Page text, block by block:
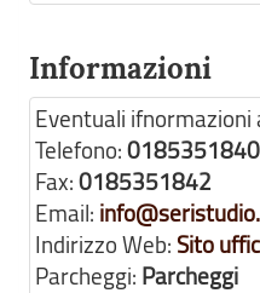
Informazioni
Eventuali ifnormazioni
Telefono:0185351840
Fax:0185351842
Email:
Indirizzo Web: Sito
Parcheggi: Parcheggi